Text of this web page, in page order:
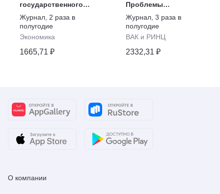
государственного
энергетического
университета
Журнал 2 раза в
полугодие
Экономика
1665,71 ₽
Проблемы
Энергетики
Журнал 3 раза в
полугодие
ВАК и РИНЦ
2332,31 ₽
О компании